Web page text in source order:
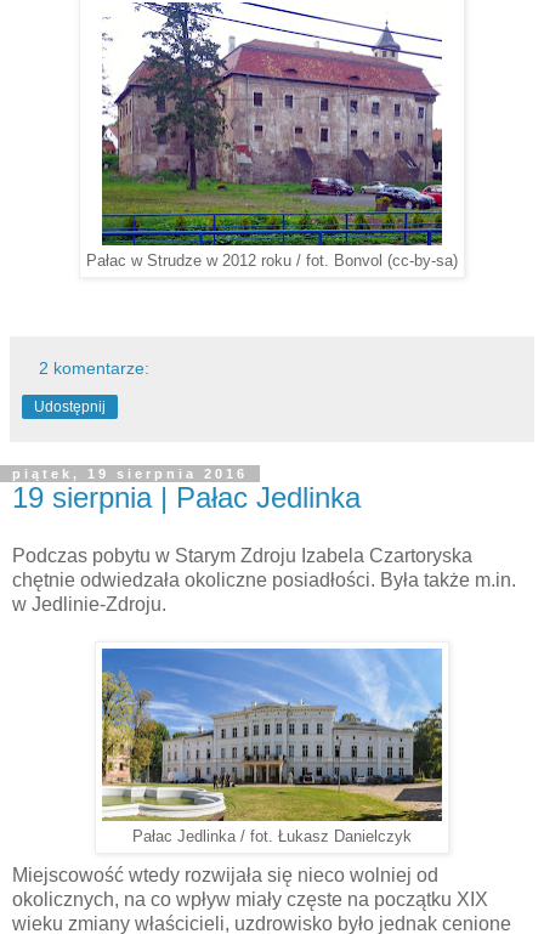
Pałac w Strudze w 2012 roku / fot. Bonvol (cc-by-sa)
2 komentarze:
Udostępnij
piątek, 19 sierpnia 2016
19 sierpnia | Pałac Jedlinka
Podczas pobytu w Starym Zdroju Izabela Czartoryska
chętnie odwiedzała okoliczne posiadłości. Była także m.in.
w Jedlinie-Zdroju.
Pałac Jedlinka / fot. Łukasz Danielczyk
Miejscowość wtedy rozwijała się nieco wolniej od
okolicznych, na co wpływ miały częste na początku XIX
wieku zmiany właścicieli, uzdrowisko było jednak cenione